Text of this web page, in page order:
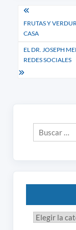
de
entradas
FRUTAS Y
CASA
EL DR. JOSEPH
REDES SOCIALES
Categorías